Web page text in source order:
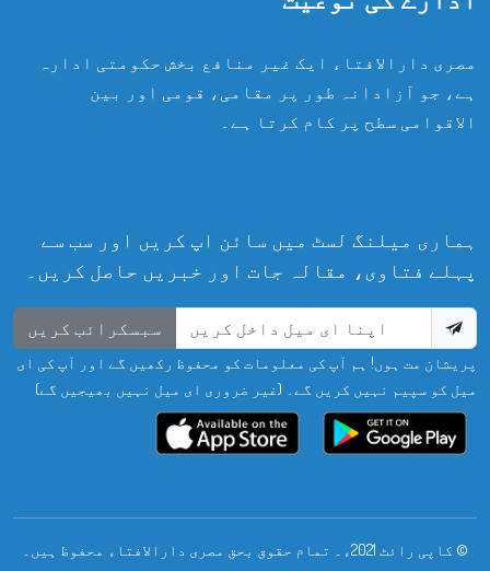
مصری دارالافتاء ایک غیر منافع بخش حکومتی ادارہ
ہے، جو آزادانہ طور پر مقامی، قومی اور بین
الاقوامی سطح پر کام کرتا ہے۔
ہماری میلنگ لسٹ میں سائن اپ کریں اور سب سے
پہلے فتاوی، مقالہ جات اور خبریں حاصل کریں۔
سبسکرائب کریں
پریشان مت ہوں! ہم آپ کی معلومات کو محفوظ رکھیں گے اور آپ کی ای
میل کو سپیم نہیں کریں گے۔ (غیر ضروری ای میل نہیں بھیجیں گے)
© کاپی رائٹ 2021ء۔ تمام حقوق بحق مصری دارالافتاء محفوظ ہیں۔